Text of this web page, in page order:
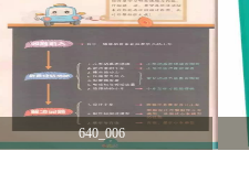
640_006